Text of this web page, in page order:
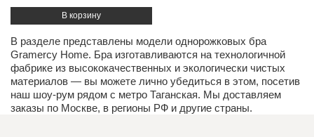
В разделе представлены модели однорожковых бра
Gramercy Home. Бра изготавливаются на технологичной
фабрике из высококачественных и экологически чистых
материалов — вы можете лично убедиться в этом, посетив
наш шоу-рум рядом с метро Таганская. Мы доставляем
заказы по Москве, в регионы РФ и другие страны.